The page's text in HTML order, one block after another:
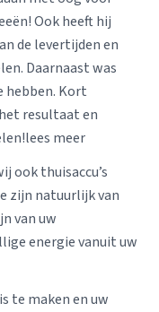
Ook heeft hij
de levertijden en
Daarnaast was
hebben. Kort
resultaat en
meer
ook thuisaccu’s
zijn natuurlijk van
van uw
energie vanuit uw
te maken en uw